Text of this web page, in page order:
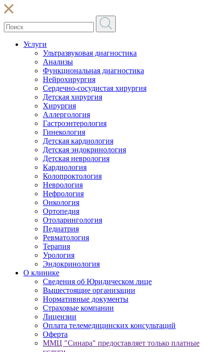
Услуги
Ультразвуковая диагностика
Анализы
Функциональная диагностика
Нейрохирургия
Сердечно-сосудистая хирургия
Детская хирургия
Хирургия
Аллергология
Гастроэнтерология
Гинекология
Детская кардиология
Детская эндокринология
Детская неврология
Кардиология
Колопроктология
Неврология
Нефрология
Онкология
Ортопедия
Отоларингология
Педиатрия
Ревматология
Терапия
Урология
Эндокринология
О клинике
Сведения об Юридическом лице
Вышестоящие организации
Нормативные документы
Cтраховые компании
Лицензии
Оплата телемедицинских консультаций
Оферта
ММЦ "Синара" предоставляет только платные